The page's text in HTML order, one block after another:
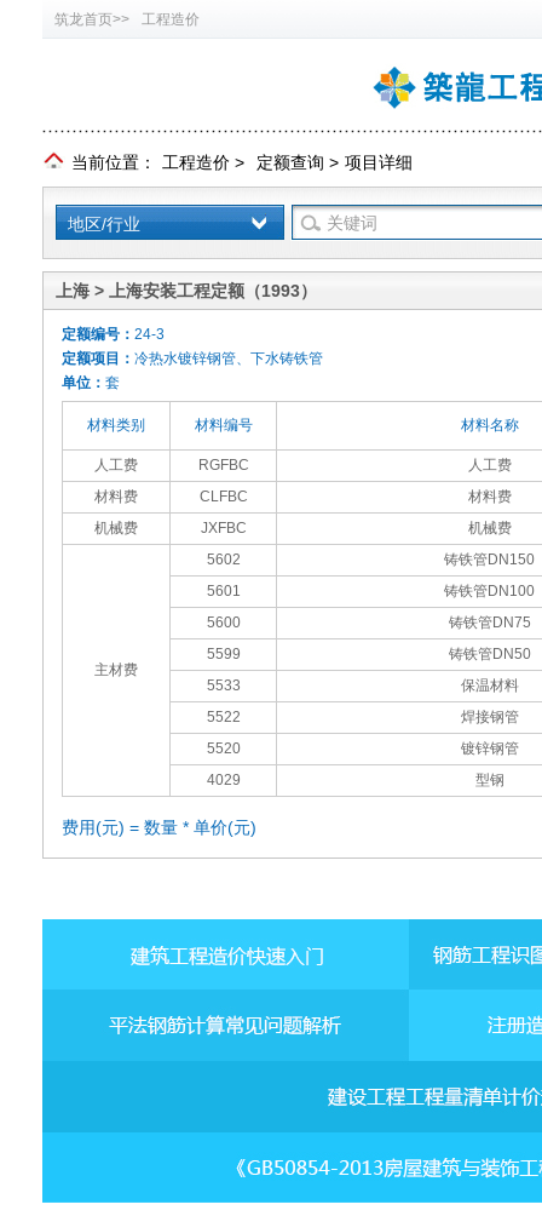
筑龙首页>> 工程造价
当前位置： 工程造价 > 定额查询 > 项目详细
地区/行业
上海 > 上海安装工程定额（1993）
定额编号： 24-3
定额项目： 冷热水镀锌钢管、下水铸铁管
单位： 套
材料类别 材料编号 材料名称
人工费 RGFBC
人工费
材料费
CLFBC
材料费
机械费
JXFBC 机械费
主材费
5602
铸铁管DN150
5601
铸铁管DN100
5600
铸铁管DN75
5599
铸铁管DN50
5533
保温材料
5522
焊接钢管
5520
镀锌钢管
4029
型钢
费用(元) = 数量 * 单价(元)